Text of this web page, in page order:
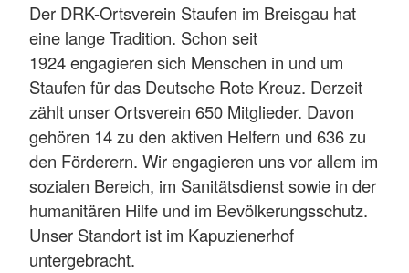
Der DRK-Ortsverein Staufen im Breisgau hat
eine lange Tradition. Schon seit
1924 engagieren sich Menschen in und um
Staufen für das Deutsche Rote Kreuz. Derzeit
zählt unser Ortsverein 650 Mitglieder. Davon
gehören 14 zu den aktiven Helfern und 636 zu
den Förderern. Wir engagieren uns vor allem im
sozialen Bereich, im Sanitätsdienst sowie in der
humanitären Hilfe und im Bevölkerungsschutz.
Unser Standort ist im Kapuzienerhof
untergebracht.